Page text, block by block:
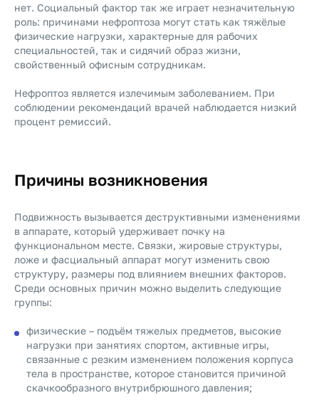
нет. Социальный фактор так же играет незначительную
роль: причинами нефроптоза могут стать как тяжёлые
физические нагрузки, характерные для рабочих
специальностей, так и сидячий образ жизни,
свойственный офисным сотрудникам.
Нефроптоз является излечимым заболеванием. При
соблюдении рекомендаций врачей наблюдается низкий
процент ремиссий.
Причины возникновения
Подвижность вызывается деструктивными изменениями
в аппарате, который удерживает почку на
функциональном месте. Связки, жировые структуры,
ложе и фасциальный аппарат могут изменить свою
структуру, размеры под влиянием внешних факторов.
Среди основных причин можно выделить следующие
группы:
физические – подъём тяжелых предметов, высокие
нагрузки при занятиях спортом, активные игры,
связанные с резким изменением положения корпуса
тела в пространстве, которое становится причиной
скачкообразного внутрибрюшного давления;